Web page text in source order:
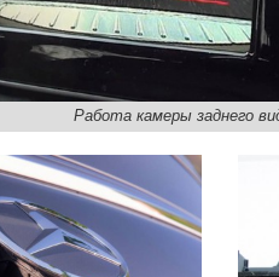
Работа камеры заднего